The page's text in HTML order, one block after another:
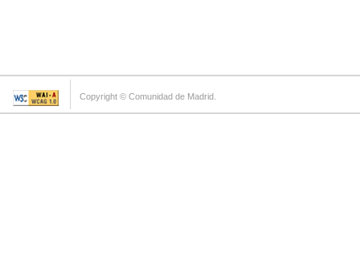
Copyright © Comunidad de Madrid.